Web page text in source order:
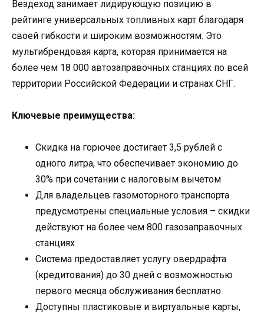
Вездеход занимает лидирующую позицию в
рейтинге универсальных топливных карт благодаря
своей гибкости и широким возможностям. Это
мультибрендовая карта, которая принимается на
более чем 18 000 автозаправочных станциях по всей
территории Российской Федерации и странах СНГ.
Ключевые преимущества:
Скидка на горючее достигает 3,5 рублей с
одного литра, что обеспечивает экономию до
30% при сочетании с налоговым вычетом
Для владельцев газомоторного транспорта
предусмотрены специальные условия – скидки
действуют на более чем 800 газозаправочных
станциях
Система предоставляет услугу овердрафта
(кредитования) до 30 дней с возможностью
первого месяца обслуживания бесплатно
Доступны пластиковые и виртуальные карты,